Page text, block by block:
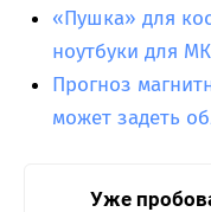
«Пушка» для
ноутбуки для
Прогноз
может задеть
Уже